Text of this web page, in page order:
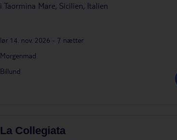
iTaormina Mare, Sicilien, Italien
lør 14. nov. 2026 - 7 nætter
Morgenmad
Billund
La Collegiata